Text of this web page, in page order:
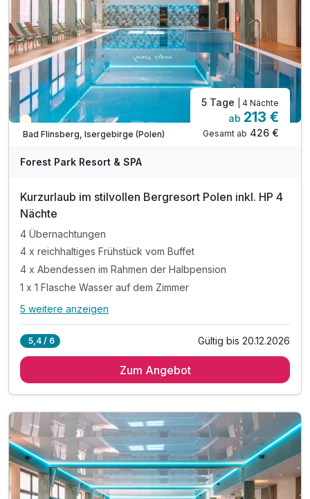
Teilweise ausgelastet
Bad Flinsberg, Isergebirge (Polen)
5 Tage | 4 Nächte
ab 213 €
Gesamt ab 426 €
Forest Park Resort & SPA
Kurzurlaub im stilvollen Bergresort Polen inkl. HP 4
Nächte
4 Übernachtungen
4 x reichhaltiges Frühstück vom Buffet
4 x Abendessen im Rahmen der Halbpension
1 x 1 Flasche Wasser auf dem Zimmer
Alle Inklusivleistungen
4 x reichhaltiges Frühstück vom Buffet
inkl. Kaffee und Teezubereitung im Zimmer
inkl. Nutzung des öffentlichen Nahverkehrs
inkl. Nutzung des neuen Aquaparks
inkl. Leihbademantel und Saunatuch
inkl. Nutzung W-Lan
5 weitere anzeigen
5,4 / 6 Gültig bis 20.12.2026
Zum Angebot